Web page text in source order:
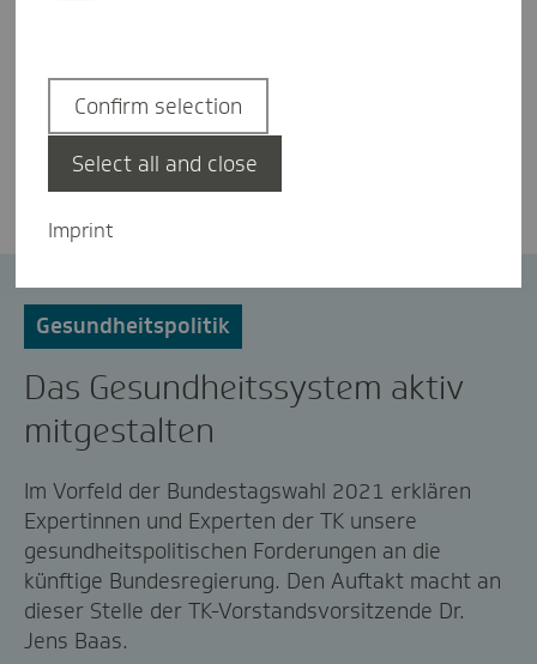
Dr. Jens Baas
Gesundheitspolitik
Das Gesundheitssystem aktiv
mitgestalten
Im Vorfeld der Bundestagswahl 2021 erklären
Expertinnen und Experten der TK unsere
gesundheitspolitischen Forderungen an die
künftige Bundesregierung. Den Auftakt macht an
dieser Stelle der TK-Vorstandsvorsitzende Dr.
Jens Baas.
Imprint
Confirm selection
Select all and close